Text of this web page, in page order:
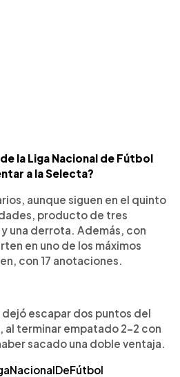
la Liga Nacional de Fútbol
a la Selecta?
aunque siguen en el quinto
producto de tres
una derrota. Además, con
en uno de los máximos
con 17 anotaciones.
dejó escapar dos puntos del
al terminar empatado 2-2 con
sacado una doble ventaja.